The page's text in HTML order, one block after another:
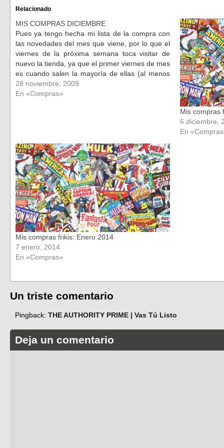
(Se
abre
en
una
ventana
nueva)
en
una
ventana
nueva)
Relacionado
MIS COMPRAS DICIEMBRE
Pues ya tengo hecha mi lista de la compra con
las novedades del mes que viene, por lo que el
viernes de la próxima semana toca visitar de
nuevo la tienda, ya que el primer viernes de mes
es cuando salen la mayoría de ellas (al menos
de las colecciones…
28 noviembre, 2009
En «Compras»
Mis compras
6 diciembre,
En
Mis compras frikis: Enero 2014
7 enero, 2014
En «Compras»
Un triste comentario
Pingback: THE AUTHORITY PRIME | Vas Tú Listo
Deja un comentario